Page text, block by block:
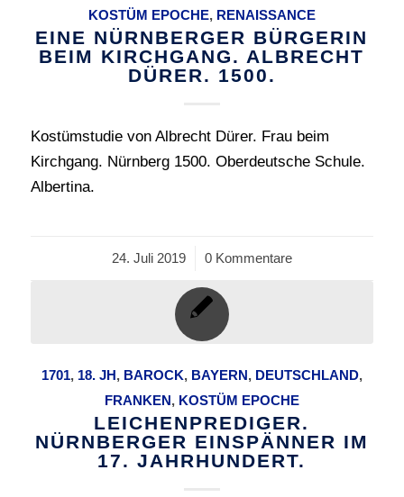
KOSTÜM EPOCHE, RENAISSANCE
EINE NÜRNBERGER BÜRGERIN
BEIM KIRCHGANG. ALBRECHT
DÜRER. 1500.
Kostümstudie von Albrecht Dürer. Frau beim
Kirchgang. Nürnberg 1500. Oberdeutsche Schule.
Albertina.
24. Juli 2019
/ 0 Kommentare
1701, 18. JH, BAROCK, BAYERN, DEUTSCHLAND,
FRANKEN, KOSTÜM EPOCHE
LEICHENPREDIGER.
NÜRNBERGER EINSPÄNNER IM
17. JAHRHUNDERT.